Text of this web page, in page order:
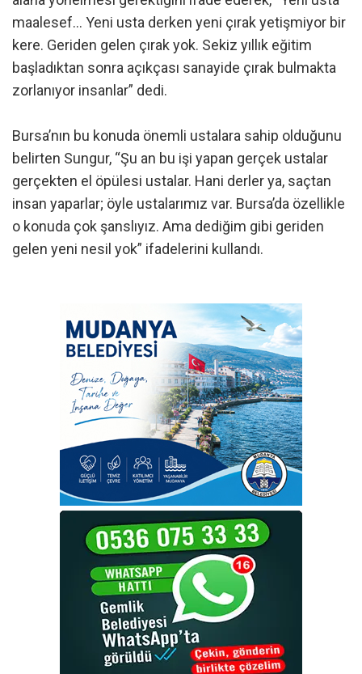
maalesef… Yeni usta derken yeni çırak yetişmiyor bir
kere. Geriden gelen çırak yok. Sekiz yıllık eğitim
başladıktan sonra açıkçası sanayide çırak bulmakta
zorlanıyor insanlar” dedi.
Bursa’nın bu konuda önemli ustalara sahip olduğunu
belirten Sungur, “Şu an bu işi yapan gerçek ustalar
gerçekten el öpülesi ustalar. Hani derler ya, saçtan
insan yaparlar; öyle ustalarımız var. Bursa’da özellikle
o konuda çok şanslıyız. Ama dediğim gibi geriden
gelen yeni nesil yok” ifadelerini kullandı.